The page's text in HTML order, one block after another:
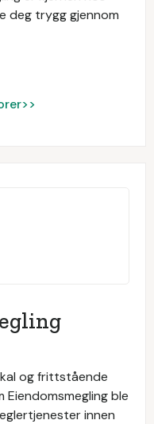
deg trygg gjennom
og frittstående
Eiendomsmegling ble
innen